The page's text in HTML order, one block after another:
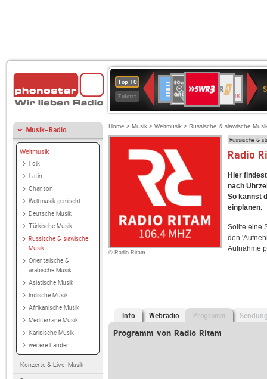
Top 10
Zuletzt
Deutschlandfunk
80er
90er
OLDIE
ANTENNE
4
KLASSIK
SWR
Kultur
NDR
2
Musik-Radio
Weltmusik
Folk
Latin
Chanson
Weltmusik gemischt
Deutsche Musik
Türkische Musik
Russische & slawische
Musik
Orientalische &
arabische Musik
Asiatische Musik
Indische Musik
Afrikanische Musik
Mediterrane Musik
Karibische Musik
weitere Länder
Konzerte & Live-Musik
Home > Musik > Weltmusik > Russische & slawische
© Radio Ritam
Russische &
Radio
Hier
nach
So kannst
einplanen.
Sollte eine
den
Aufnahme
Info Webradio Programm
Programm von Radio Ritam